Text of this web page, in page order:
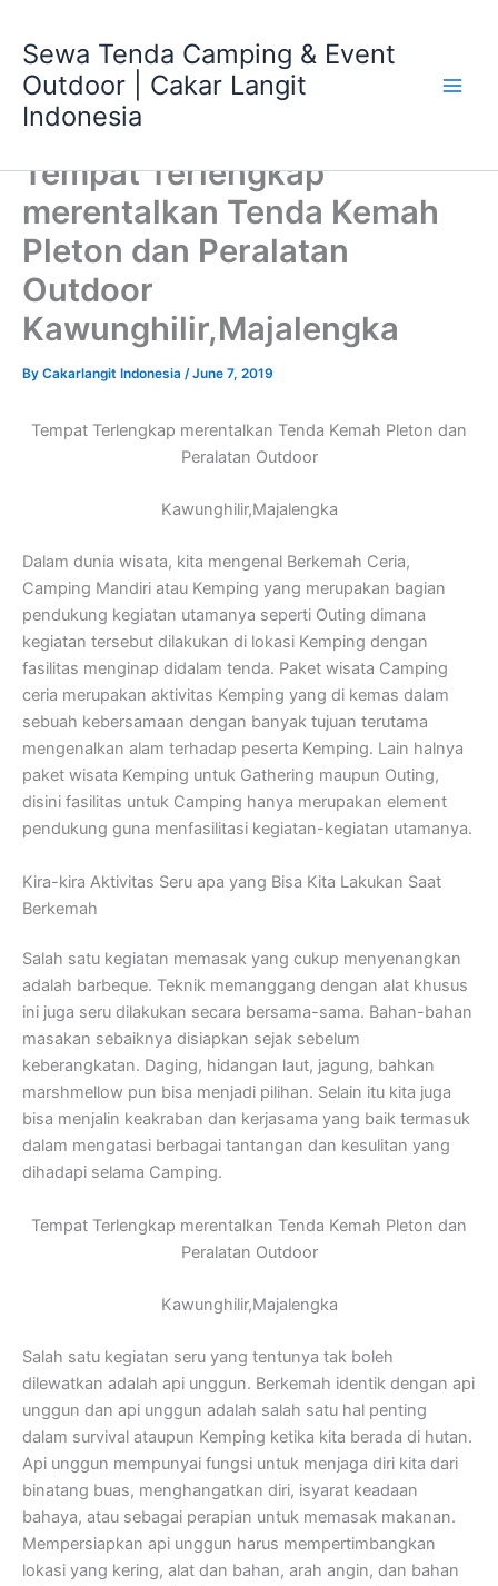
content
Sewa Tenda Camping & Event
Outdoor | Cakar Langit
Indonesia
Tempat Terlengkap
merentalkan Tenda Kemah
Pleton dan Peralatan
Outdoor
Kawunghilir,Majalengka
By Cakarlangit Indonesia /June 7, 2019
Tempat Terlengkap merentalkan Tenda Kemah Pleton dan
Peralatan Outdoor
Kawunghilir,Majalengka
Dalam dunia wisata, kita mengenal Berkemah Ceria,
Camping Mandiri atau Kemping yang merupakan bagian
pendukung kegiatan utamanya seperti Outing dimana
kegiatan tersebut dilakukan di lokasi Kemping dengan
fasilitas menginap didalam tenda. Paket wisata Camping
ceria merupakan aktivitas Kemping yang di kemas dalam
sebuah kebersamaan dengan banyak tujuan terutama
mengenalkan alam terhadap peserta Kemping. Lain halnya
paket wisata Kemping untuk Gathering maupun Outing,
disini fasilitas untuk Camping hanya merupakan element
pendukung guna menfasilitasi kegiatan-kegiatan utamanya.
Kira-kira Aktivitas Seru apa yang Bisa Kita Lakukan Saat
Berkemah
Salah satu kegiatan memasak yang cukup menyenangkan
adalah barbeque. Teknik memanggang dengan alat khusus
ini juga seru dilakukan secara bersama-sama. Bahan-bahan
masakan sebaiknya disiapkan sejak sebelum
keberangkatan. Daging, hidangan laut, jagung, bahkan
marshmellow pun bisa menjadi pilihan. Selain itu kita juga
bisa menjalin keakraban dan kerjasama yang baik termasuk
dalam mengatasi berbagai tantangan dan kesulitan yang
dihadapi selama Camping.
Tempat Terlengkap merentalkan Tenda Kemah Pleton dan
Peralatan Outdoor
Kawunghilir,Majalengka
Salah satu kegiatan seru yang tentunya tak boleh
dilewatkan adalah api unggun. Berkemah identik dengan api
unggun dan api unggun adalah salah satu hal penting
dalam survival ataupun Kemping ketika kita berada di hutan.
Api unggun mempunyai fungsi untuk menjaga diri kita dari
binatang buas, menghangatkan diri, isyarat keadaan
bahaya, atau sebagai perapian untuk memasak makanan.
Mempersiapkan api unggun harus mempertimbangkan
lokasi yang kering, alat dan bahan, arah angin, dan bahan